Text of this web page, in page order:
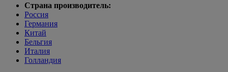
Страна производитель:
Россия
Германия
Китай
Бельгия
Италия
Голландия